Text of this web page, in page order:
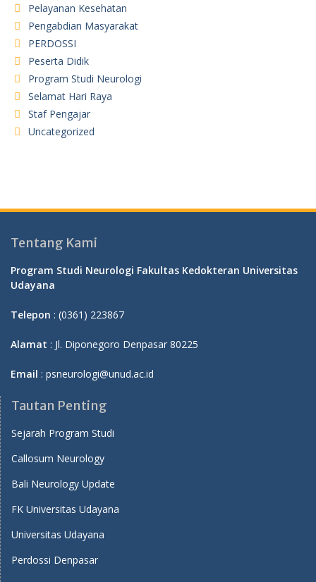
Pelayanan Kesehatan
Pengabdian Masyarakat
PERDOSSI
Peserta Didik
Program Studi Neurologi
Selamat Hari Raya
Staf Pengajar
Uncategorized
Tentang Kami
Program Studi Neurologi Fakultas Kedokteran Universitas
Udayana
Telepon : (0361) 223867
Alamat : Jl. Diponegoro Denpasar 80225
Email : psneurologi@unud.ac.id
Tautan Penting
Sejarah Program Studi
Callosum Neurology
Bali Neurology Update
FK Universitas Udayana
Universitas Udayana
Perdossi Denpasar